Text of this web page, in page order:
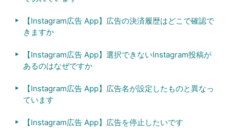
【Instagram広告 App】広告の決済履歴はどこで確認で
きますか
【Instagram広告 App】選択できないInstagram投稿が
あるのはなぜですか
【Instagram広告 App】広告名が設定したものと異なっ
ています
【Instagram広告 App】広告を停止したいです